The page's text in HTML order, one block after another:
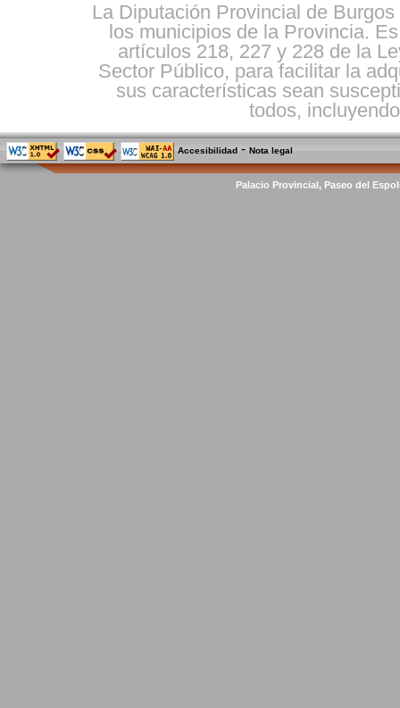
La Diputación Provincial de
los municipios de la Provincia.
artículos 218, 227 y 228 de la
Sector Público, para facilitar la
sus características sean
todos,
Accesibilidad -Nota legal
Palacio Provincial, Paseo del